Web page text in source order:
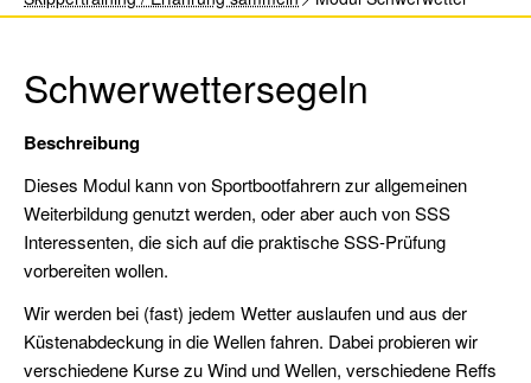
Sportküstenschifferschein
(SKS)
Seeschifferschein
(SSS)
Short
Range
(SRC)
UKW-
Schwerwettersegeln
Beschreibung
Dieses Modul kann von Sportbootfahrern zur allgemeinen
Weiterbildung genutzt werden, oder aber auch von SSS
Interessenten, die sich auf die praktische SSS-Prüfung
vorbereiten wollen.
Wir werden bei (fast) jedem Wetter auslaufen und aus der
Küstenabdeckung in die Wellen fahren. Dabei probieren wir
verschiedene Kurse zu Wind und Wellen, verschiedene Reffs